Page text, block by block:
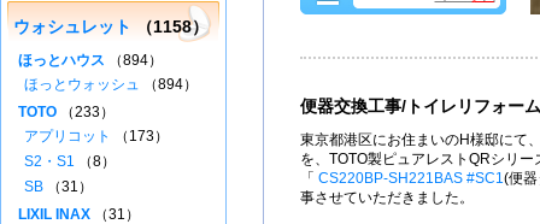
便器交換工事/トイレリフォーム
東京都港区にお住まいのH様邸にて
を、TOTO製ピュアレストQRシリー
「 CS220BP-SH221BAS #SC1(便
事させていただきました。
ウォシュレット （1158）
ほっとハウス （894）
ほっとウォッシュ （894）
TOTO （233）
アプリコット
（173）
S2・S1 （8）
SB （31）
LIXIL INAX （31）